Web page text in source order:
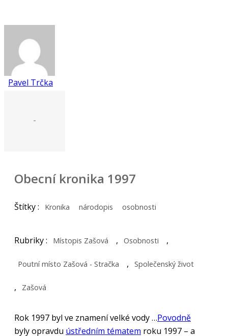
Pavel Trčka
-
Obecní kronika 1997
Štítky : Kronika národopis osobnosti
Rubriky : Místopis Zašová , Osobnosti ,
Poutní místo Zašová - Stračka , Společenský život
, Zašová
Rok 1997 byl ve znamení velké vody …Povodně
byly opravdu ústředním tématem roku 1997 – a